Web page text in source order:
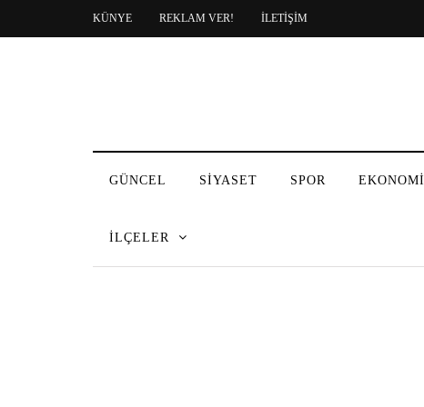
KÜNYE REKLAM VER! İLETİŞİM
GÜNCEL SİYASET SPOR EKONOMİ
İLÇELER